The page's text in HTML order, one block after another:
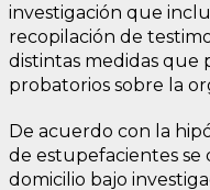
investigación que
recopilación de
distintas medidas
probatorios sobre la
De acuerdo con la
de estupefacientes se
domicilio bajo